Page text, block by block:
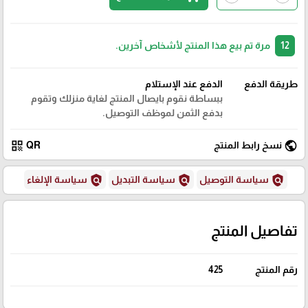
مرة تم بيع هذا المنتج لأشخاص آخرين.
طريقة الدفع
الدفع عند الإستلام
ببساطة نقوم بايصال المنتج لغاية منزلك وتقوم
بدفع الثمن لموظف التوصيل.
public نسخ رابط المنتج QR
qr_code
policy سياسة التوصيل policy سياسة التبديل policy سياسة الإلغاء
تفاصيل المنتج
رقم المنتج 425